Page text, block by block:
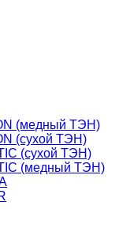
(медный ТЭН)
(сухой ТЭН)
(сухой ТЭН)
(медный ТЭН)